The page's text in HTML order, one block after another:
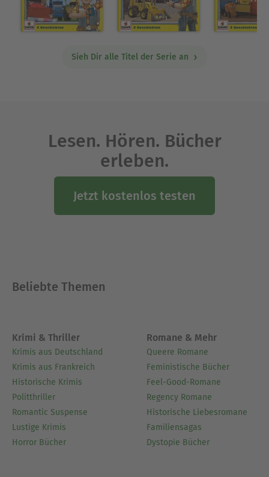
Sieh Dir alle Titel der Serie an
Lesen. Hören. Bücher
erleben.
Jetzt kostenlos testen
Beliebte Themen
Krimi & Thriller
Krimis aus Deutschland
Krimis aus Frankreich
Historische Krimis
Politthriller
Romantic Suspense
Lustige Krimis
Horror Bücher
Romane & Mehr
Queere Romane
Feministische Bücher
Feel-Good-Romane
Regency Romane
Historische Liebesromane
Familiensagas
Dystopie Bücher